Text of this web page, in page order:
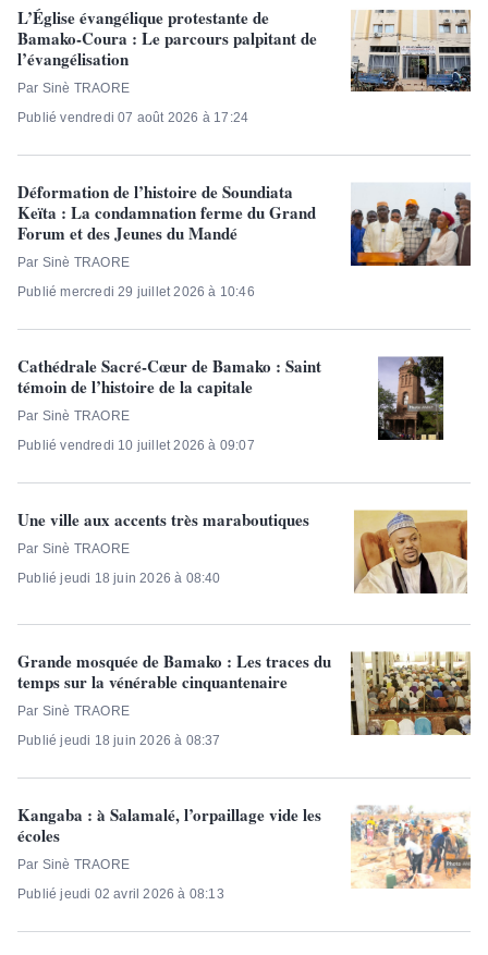
L’Église évangélique protestante de
Bamako-Coura : Le parcours palpitant de
l’évangélisation
Par Sinè TRAORE
Publié vendredi 07 août 2026 à 17:24
Déformation de l’histoire de Soundiata
Keïta : La condamnation ferme du Grand
Forum et des Jeunes du Mandé
Par Sinè TRAORE
Publié mercredi 29 juillet 2026 à 10:46
Cathédrale Sacré-Cœur de Bamako : Saint
témoin de l’histoire de la capitale
Par Sinè TRAORE
Publié vendredi 10 juillet 2026 à 09:07
Une ville aux accents très maraboutiques
Par Sinè TRAORE
Publié jeudi 18 juin 2026 à 08:40
Grande mosquée de Bamako : Les traces du
temps sur la vénérable cinquantenaire
Par Sinè TRAORE
Publié jeudi 18 juin 2026 à 08:37
Kangaba : à Salamalé, l’orpaillage vide les
écoles
Par Sinè TRAORE
Publié jeudi 02 avril 2026 à 08:13